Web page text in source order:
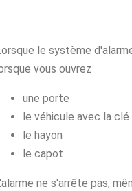
le système
vous ouvrez
une porte
le véhicule avec la
le hayon
le capot
ne s'arrête pas,